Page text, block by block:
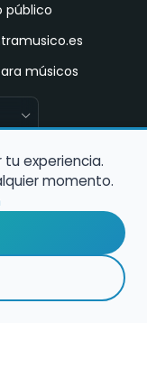
público
músicos
experiencia.
momento.